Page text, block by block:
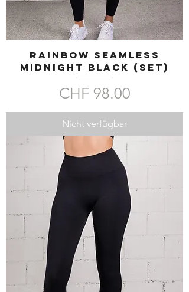
RAINBOW SEAMLESS
Midnight Black (SET)
Preis
CHF 98.00
Nicht verfügbar